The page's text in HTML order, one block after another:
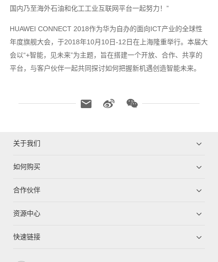
国内乃至海外石油和化工工业互联网平台一起努力！”
HUAWEI CONNECT 2018作为华为自办的面向ICT产业的全球性
年度旗舰大会，于2018年10月10日-12日在上海隆重举行。本届大
会以“+智能，见未来”为主题，旨在搭建一个开放、合作、共享的
平台，与客户伙伴一起共同探讨如何把握新机遇创造智能未来。
关于我们
如何购买
合作伙伴
资源中心
快速链接